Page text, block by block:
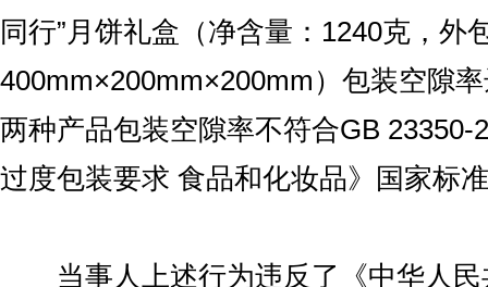
同行”月饼礼盒（净含量：1240克，外
400mm×200mm×200mm）包装空隙
两种产品包装空隙率不符合GB 23350-
过度包装要求 食品和化妆品》国家标
当事人上述行为违反了《中华人民